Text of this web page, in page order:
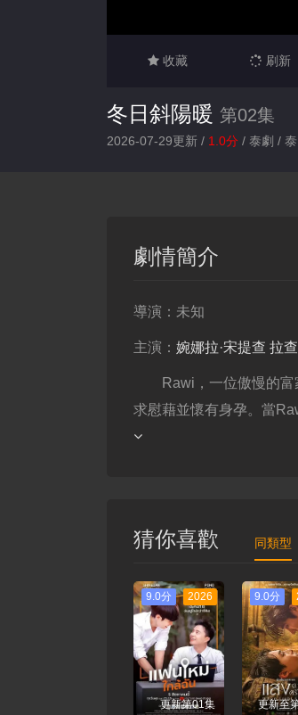
收藏 刷新
冬日斜陽暖 第02集
2026-07-29更新 / 1.0分 / 泰劇 /
劇情簡介
導演： 未知
主演： 婉娜拉·宋提查 拉
Rawi，一位傲慢的富家
求慰藉並懷有身孕。當
猜你喜歡 同類型
9.0分 2026
更新第01集
9.0分
更新至